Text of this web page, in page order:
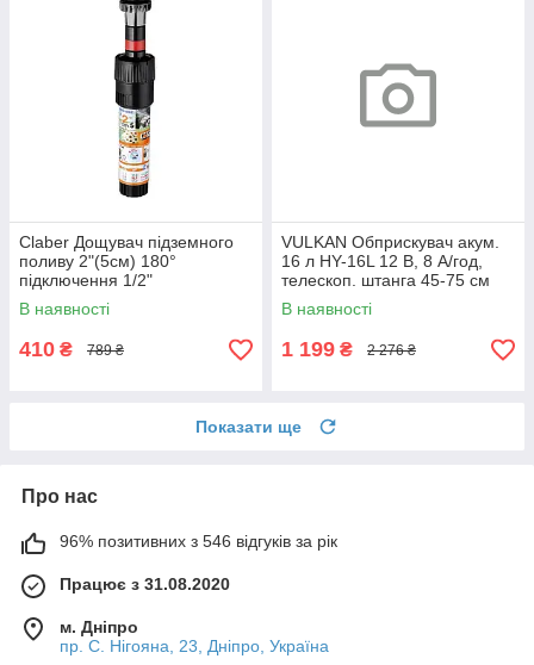
Claber Дощувач підземного
поливу 2"(5см) 180°
підключення 1/2"
В наявності
410 ₴ 789 ₴
VULKAN Обприскувач акум.
16 л HY-16L 12 В, 8 А/год,
телескоп. штанга 45-75 см
В наявності
1 199 ₴ 2 276 ₴
Показати ще
Про нас
96% позитивних з 546 відгуків за рік
Працює з 31.08.2020
м. Дніпро
пр. С. Нігояна, 23, Дніпро, Україна